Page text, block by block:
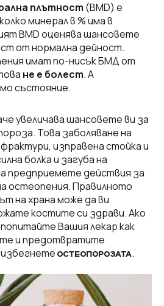
плътност (BMD) е
минерал в % има в
BMD оценява шансовете
от нормална дейност.
имат по-нисък БМД от
не е болест. А
състояние.
увеличава шансовете ви за
Това заболяване на
изправена стойка и
болка и загуба на
предприемете действия за
остеопения. Правилното
на храна може да ви
костите си здрави. Ако
Вашия лекар как
и предотвратите
ОСТЕОПОРОЗАТА.